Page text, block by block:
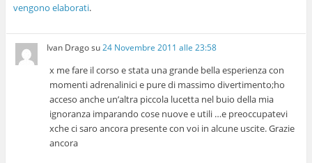
vengono elaborati.
Ivan Dragosu24 Novembre 2011 alle 23:58
x me fare il corso e stata una grande bella esperienza con
momenti adrenalinici e pure di massimo divertimento;ho
acceso anche un’altra piccola lucetta nel buio della mia
ignoranza imparando cose nuove e utili …e preoccupatevi
xche ci saro ancora presente con voi in alcune uscite. Grazie
ancora